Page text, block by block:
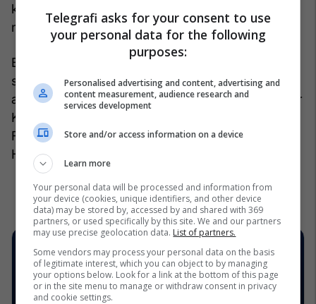
klinikat e fertilizimit (IVF) një vit më vonë, Erdo
nuk kurseu kritikat.
Edhe pse shumë vëzhgues të Vatikanit mendojnë
se mund të zgjidhet papa i parë afrikan apo
aziatik, një kandidat kompromisi për të stabilizuar
Kishën pas viteve progresive e sfiduese të
Françeskut mund të jetë pikërisht primati i
Hungarisë. /
Telegrafi asks for your consent to use
your personal data for the following
purposes:
Personalised advertising and content, advertising and
content measurement, audience research and
services development
Store and/or access information on a device
Learn more
Your personal data will be processed and information from
your device (cookies, unique identifiers, and other device
data) may be stored by, accessed by and shared with 369
partners, or used specifically by this site. We and our partners
may use precise geolocation data. List of partners.
Some vendors may process your personal data on the basis
of legitimate interest, which you can object to by managing
your options below. Look for a link at the bottom of this page
or in the site menu to manage or withdraw consent in privacy
and cookie settings.